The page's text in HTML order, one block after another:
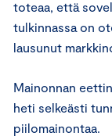
toteaa, että
tulkinnassa on
lausunut
Mainonnan
heti selkeästi
piilomainontaa.